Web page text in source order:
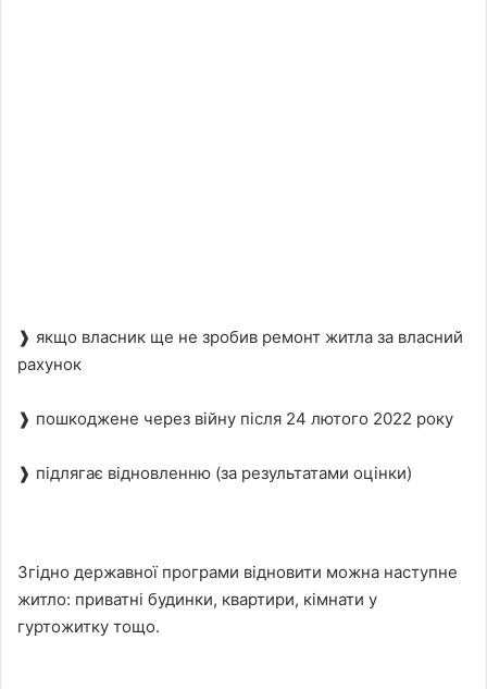
❱ якщо власник ще не зробив ремонт житла за власний
рахунок
❱ пошкоджене через війну після 24 лютого 2022 року
❱ підлягає відновленню (за результатами оцінки)
Згідно державної програми відновити можна наступне
житло: приватні будинки, квартири, кімнати у
гуртожитку тощо.